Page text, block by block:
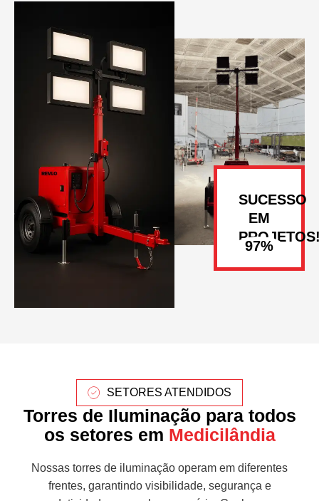
SUCESSO
EM
SETORES ATENDIDOS
Torres de Iluminação para todos
os setores em Medicilândia
Nossas torres de iluminação operam em diferentes
frentes, garantindo visibilidade, segurança e